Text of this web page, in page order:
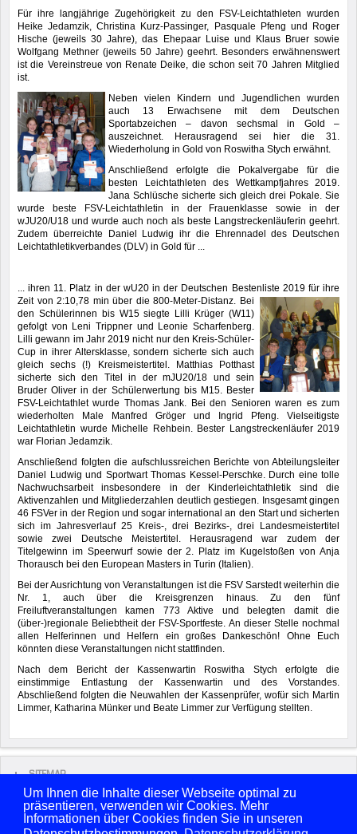
Um Ihnen die Inhalte dieser Webseite optimal zu
präsentieren, verwenden wir Cookies. Mehr
Informationen über Cookies finden Sie in unseren
Für ihre langjährige Zugehörigkeit zu den FSV-Leichtathleten wurden
Heike Jedamzik, Christina Kurz-Passinger, Pasquale Pfeng und Roger
Hische (jeweils 30 Jahre), das Ehepaar Luise und Klaus Bruer sowie
Wolfgang Methner (jeweils 50 Jahre) geehrt. Besonders erwähnenswert
ist die Vereinstreue von Renate Deike, die schon seit 70 Jahren Mitglied
ist.
Neben vielen Kindern und Jugendlichen wurden
auch 13 Erwachsene mit dem Deutschen
Sportabzeichen – davon sechsmal in Gold –
auszeichnet. Herausragend sei hier die 31.
Wiederholung in Gold von Roswitha Stych erwähnt.
Anschließend erfolgte die Pokalvergabe für die
besten Leichtathleten des Wettkampfjahres 2019.
Jana Schlüsche sicherte sich gleich drei Pokale. Sie
wurde beste FSV-Leichtathletin in der Frauenklasse sowie in der
wJU20/U18 und wurde auch noch als beste Langstreckenläuferin geehrt.
Zudem überreichte Daniel Ludwig ihr die Ehrennadel des Deutschen
Leichtathletikverbandes (DLV) in Gold für ...
... ihren 11. Platz in der wU20 in der Deutschen Bestenliste 2019 für ihre
Zeit von 2:10,78 min über die 800-Meter-Distanz. Bei
den Schülerinnen bis W15 siegte Lilli Krüger (W11)
gefolgt von Leni Trippner und Leonie Scharfenberg.
Lilli gewann im Jahr 2019 nicht nur den Kreis-Schüler-
Cup in ihrer Altersklasse, sondern sicherte sich auch
gleich sechs (!) Kreismeistertitel. Matthias Potthast
sicherte sich den Titel in der mJU20/18 und sein
Bruder Oliver in der Schülerwertung bis M15. Bester
FSV-Leichtathlet wurde Thomas Jank. Bei den Senioren waren es zum
wiederholten Male Manfred Gröger und Ingrid Pfeng. Vielseitigste
Leichtathletin wurde Michelle Rehbein. Bester Langstreckenläufer 2019
war Florian Jedamzik.
Anschließend folgten die aufschlussreichen Berichte von Abteilungsleiter
Daniel Ludwig und Sportwart Thomas Kessel-Perschke. Durch eine tolle
Nachwuchsarbeit insbesondere in der Kinderleichtathletik sind die
Aktivenzahlen und Mitgliederzahlen deutlich gestiegen. Insgesamt gingen
46 FSVer in der Region und sogar international an den Start und sicherten
sich im Jahresverlauf 25 Kreis-, drei Bezirks-, drei Landesmeistertitel
sowie zwei Deutsche Meistertitel. Herausragend war zudem der
Titelgewinn im Speerwurf sowie der 2. Platz im Kugelstoßen von Anja
Thorausch bei den European Masters in Turin (Italien).
Bei der Ausrichtung von Veranstaltungen ist die FSV Sarstedt weiterhin die
Nr. 1, auch über die Kreisgrenzen hinaus. Zu den fünf
Freiluftveranstaltungen kamen 773 Aktive und belegten damit die
(über-)regionale Beliebtheit der FSV-Sportfeste. An dieser Stelle nochmal
allen Helferinnen und Helfern ein großes Dankeschön! Ohne Euch
könnten diese Veranstaltungen nicht stattfinden.
Nach dem Bericht der Kassenwartin Roswitha Stych erfolgte die
einstimmige Entlastung der Kassenwartin und des Vorstandes.
Abschließend folgten die Neuwahlen der Kassenprüfer, wofür sich Martin
Limmer, Katharina Münker und Beate Limmer zur Verfügung stellten.
SITEMAP
Copyright © 2026 FSV Sarstedt von 1861 e.V. Alle Rechte vorbehalten.
Benutzername
Passwort